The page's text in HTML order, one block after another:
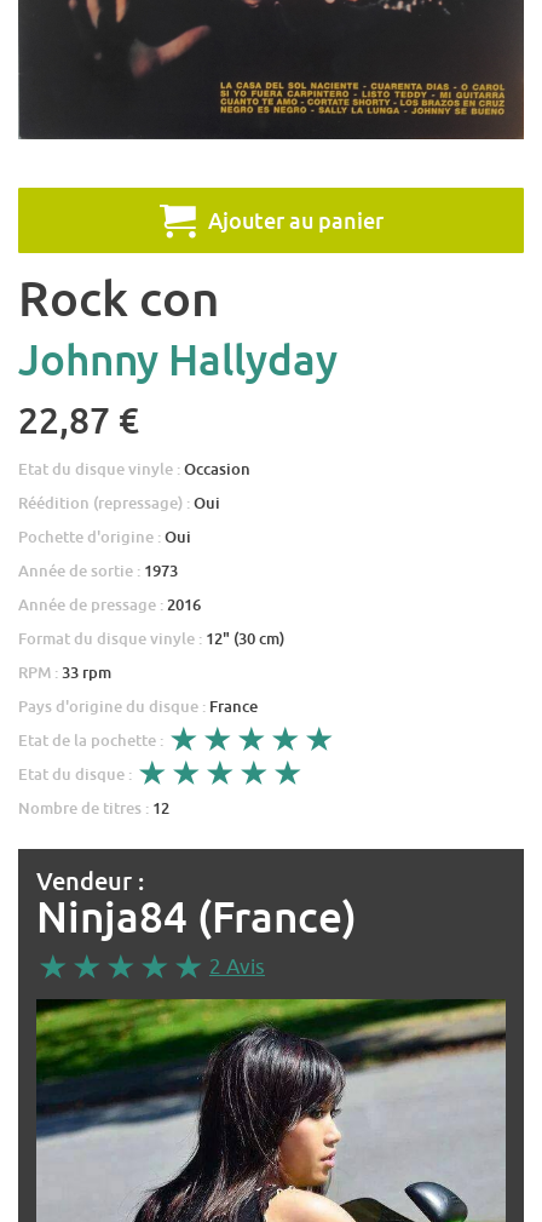
Ajouter au panier
Rock con
Johnny Hallyday
22,87 €
Etat du disque vinyle :Occasion
Réédition (repressage) :Oui
Pochette d'origine :Oui
Année de sortie : 1973
Année de pressage : 2016
Format du disque vinyle : 12" (30 cm)
RPM : 33 rpm
Pays d'origine du disque : France
Etat de la pochette :
Etat du disque :
Nombre de titres : 12
Vendeur :
Ninja84 (France)
2 Avis